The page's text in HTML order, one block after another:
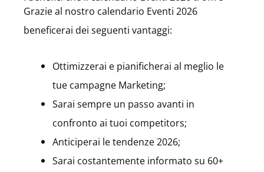
Grazie al nostro calendario Eventi 2026
beneficerai dei seguenti vantaggi:
Ottimizzerai e pianificherai al meglio le
tue campagne Marketing;
Sarai sempre un passo avanti in
confronto ai tuoi competitors;
Anticiperai le tendenze 2026;
Sarai costantemente informato su 60+